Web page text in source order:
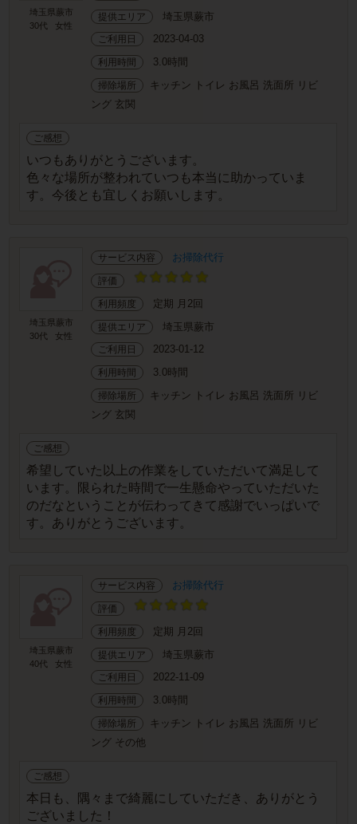
埼玉県蕨市
30代
女性
提供エリア 埼玉県蕨市
ご利用日 2023-04-03
利用時間 3.0時間
掃除場所
キッチン トイレ お風呂 洗面所 リビ
ング 玄関
ご感想
いつもありがとうございます。
色々な場所が整われていつも本当に助かっていま
す。今後とも宜しくお願いします。
埼玉県蕨市
30代
女性
サービス内容 お掃除代行
評価
利用頻度 定期 月2回
提供エリア 埼玉県蕨市
ご利用日 2023-01-12
利用時間 3.0時間
掃除場所
キッチン トイレ お風呂 洗面所 リビ
ング 玄関
ご感想
希望していた以上の作業をしていただいて満足して
います。限られた時間で一生懸命やっていただいた
のだなということが伝わってきて感謝でいっぱいで
す。ありがとうございます。
埼玉県蕨市
40代
女性
サービス内容 お掃除代行
評価
利用頻度 定期 月2回
提供エリア 埼玉県蕨市
ご利用日 2022-11-09
利用時間 3.0時間
掃除場所
キッチン トイレ お風呂 洗面所 リビ
ング その他
ご感想
本日も、隅々まで綺麗にしていただき、ありがとう
ございました！